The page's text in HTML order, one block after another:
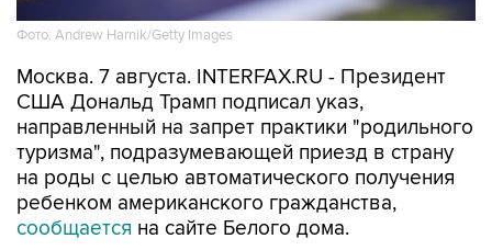
Москва. 7 августа. INTERFAX.RU - Президент
направленный на запрет практики "родильного
туризма", подразумевающей приезд в страну
на роды с целью автоматического получения
ребенком американского гражданства,
сообщаетсяна сайте Белого дома.
"Сейчас люди строят вокруг этого бизнес,